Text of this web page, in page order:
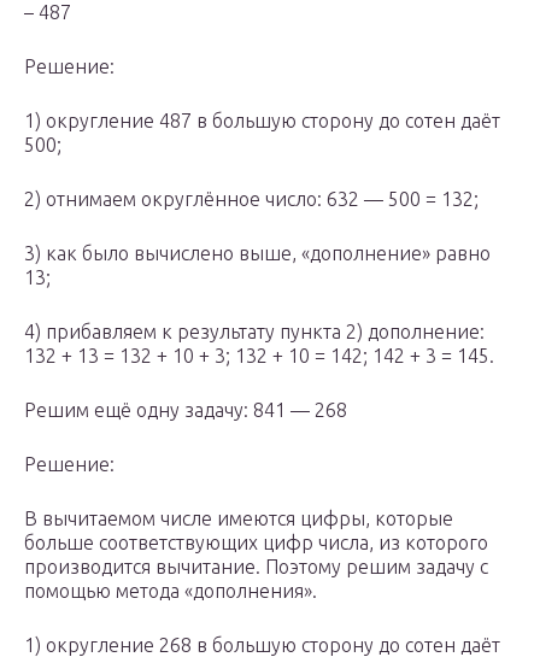
– 487
Решение:
1) округление 487 в большую сторону до сотен даёт
500;
2) отнимаем округлённое число: 632 — 500 = 132;
3) как было вычислено выше, «дополнение» равно
13;
4) прибавляем к результату пункта 2) дополнение:
132 + 13 = 132 + 10 + 3; 132 + 10 = 142; 142 + 3 = 145.
Решим ещё одну задачу: 841 — 268
Решение:
В вычитаемом числе имеются цифры, которые
больше соответствующих цифр числа, из которого
производится вычитание. Поэтому решим задачу с
помощью метода «дополнения».
1) округление 268 в большую сторону до сотен даёт